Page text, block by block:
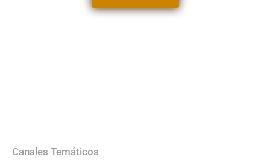
Canales Temáticos